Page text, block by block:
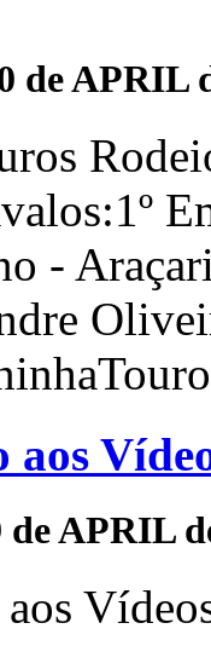
de APRIL
-
aos
APRIL